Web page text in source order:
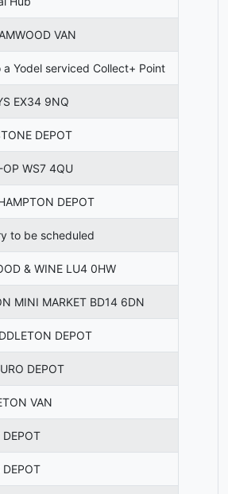
VAN
Yodel serviced Collect+ Point
EX34 9NQ
DEPOT
WS7 4QU
DEPOT
to be scheduled
& WINE LU4 0HW
MINI MARKET BD14 6DN
DEPOT
DEPOT
VAN